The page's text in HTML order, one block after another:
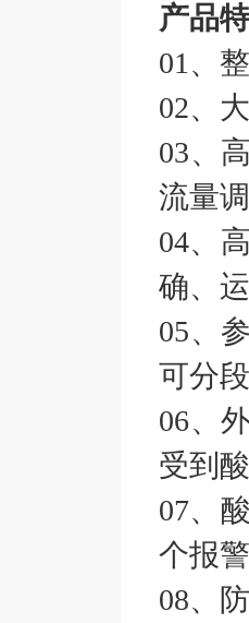
产品
01、
02、
03、
流量
04、
确、
05、
可分
06、
受到
07、
个报
08、